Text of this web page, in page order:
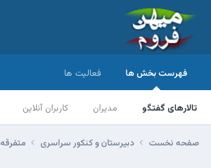
فهرست بخش ها
تالارهای گفتگو مدیران کاربران آنلاین
فعالیت ها
صفحه نخست دبیرستان و کنکور سراسری متفرقه